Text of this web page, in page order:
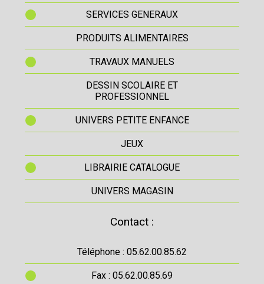
SERVICES GENERAUX
PRODUITS ALIMENTAIRES
TRAVAUX MANUELS
DESSIN SCOLAIRE ET
PROFESSIONNEL
UNIVERS PETITE ENFANCE
JEUX
LIBRAIRIE CATALOGUE
UNIVERS MAGASIN
Contact :
Téléphone : 05.62.00.85.62
Fax : 05.62.00.85.69